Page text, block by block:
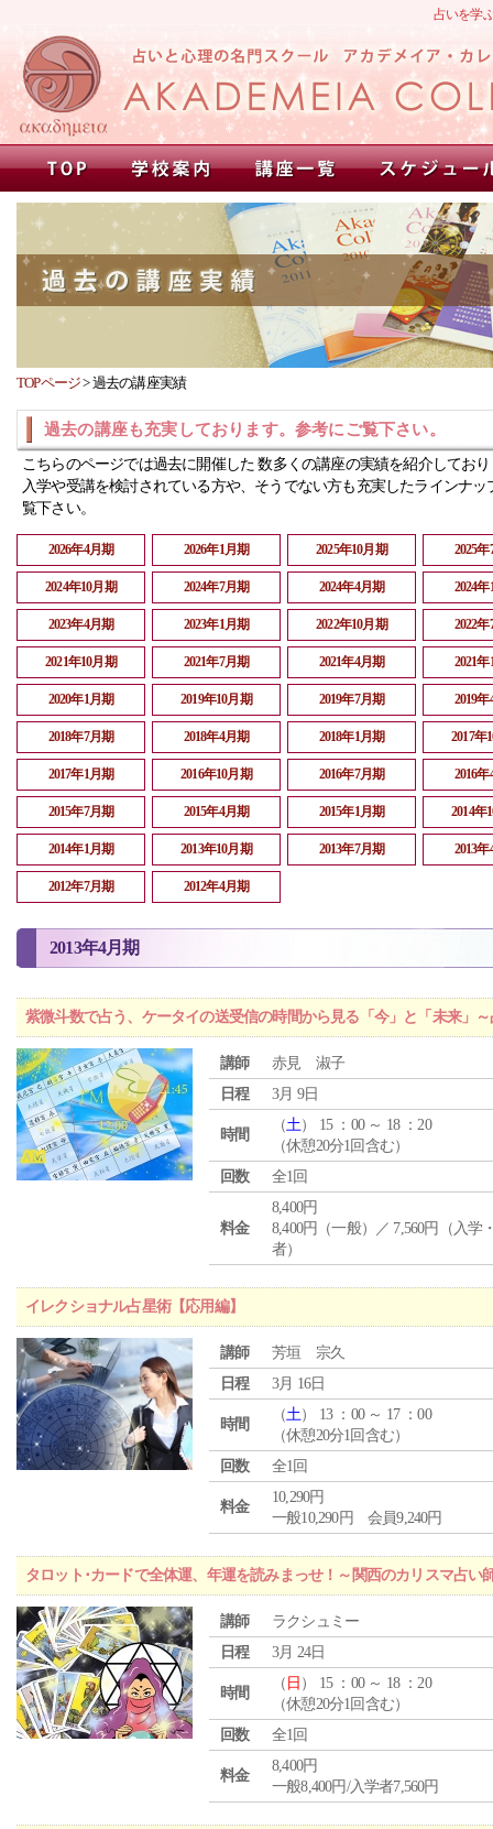
占いを学
TOPページ>過去の講座実績
過去の講座も充実しております。参考にご覧下さい。
こちらのページでは過去に開催した 数多くの講座の実績を紹介してお
入学や受講を検討されている方や、そうでない方も充実したラインナッ
覧下さい。
2026年4月期 2026年1月期 2025年10月期 2025
2024年10月期 2024年7月期 2024年4月期 2024
2023年4月期 2023年1月期 2022年10月期 2022
2021年10月期 2021年7月期 2021年4月期 2021
2020年1月期 2019年10月期 2019年7月期 2019
2018年7月期 2018年4月期 2018年1月期 2017年
2017年1月期 2016年10月期 2016年7月期 2016
2015年7月期 2015年4月期 2015年1月期 2014年
2014年1月期 2013年10月期 2013年7月期 2013
2012年7月期 2012年4月期
2013年4月期
紫微斗数で占う、ケータイの送受信の時間から見る「今」と「未来」
講師
赤見 淑子
日程
3月 9日
時間
（土） 15 ：00 ～ 18 ：20
（休憩20分1回含む）
回数
全1回
料金
8,400円
8,400円（一般）／ 7,560円（入学
者）
イレクショナル占星術【応用編】
講師
芳垣 宗久
日程
3月 16日
時間
（土） 13 ：00 ～ 17 ：00
（休憩20分1回含む）
回数
全1回
料金
10,290円
一般10,290円 会員9,240円
タロット･カードで全体運、年運を読みまっせ！～関西のカリスマ占い
講師
ラクシュミー
日程
3月 24日
時間
（ 日 ） 15 ：00 ～ 18 ：20
（休憩20分1回含む）
回数
全1回
料金
8,400円
一般8,400円/入学者7,560円